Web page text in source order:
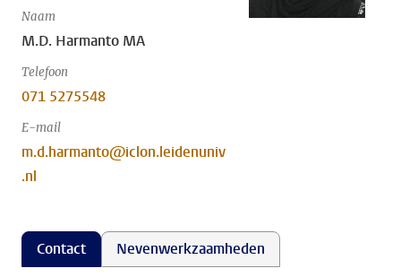
Naam
M.D. Harmanto MA
Telefoon
071 5275548
E-mail
m.d.harmanto@iclon.leidenuniv
.nl
Contact Nevenwerkzaamheden